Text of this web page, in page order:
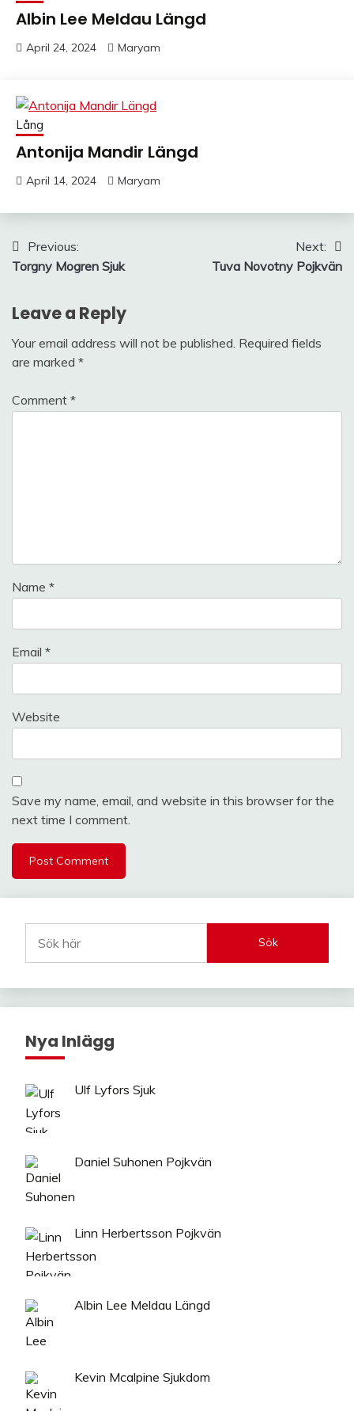
Albin Lee Meldau Längd
April 24, 2024 Maryam
Lång
Antonija Mandir Längd
April 14, 2024 Maryam
Post
navigation
Previous:
Torgny Mogren Sjuk
Next:
Tuva Novotny Pojkvän
Leave a Reply
Your email address will not be published. Required fields
are marked *
Comment *
Name *
Email *
Website
Save my name, email, and website in this browser for the
next time I comment.
Sök
Nya Inlägg
Ulf Lyfors Sjuk
Daniel Suhonen Pojkvän
Linn Herbertsson Pojkvän
Albin Lee Meldau Längd
Kevin Mcalpine Sjukdom